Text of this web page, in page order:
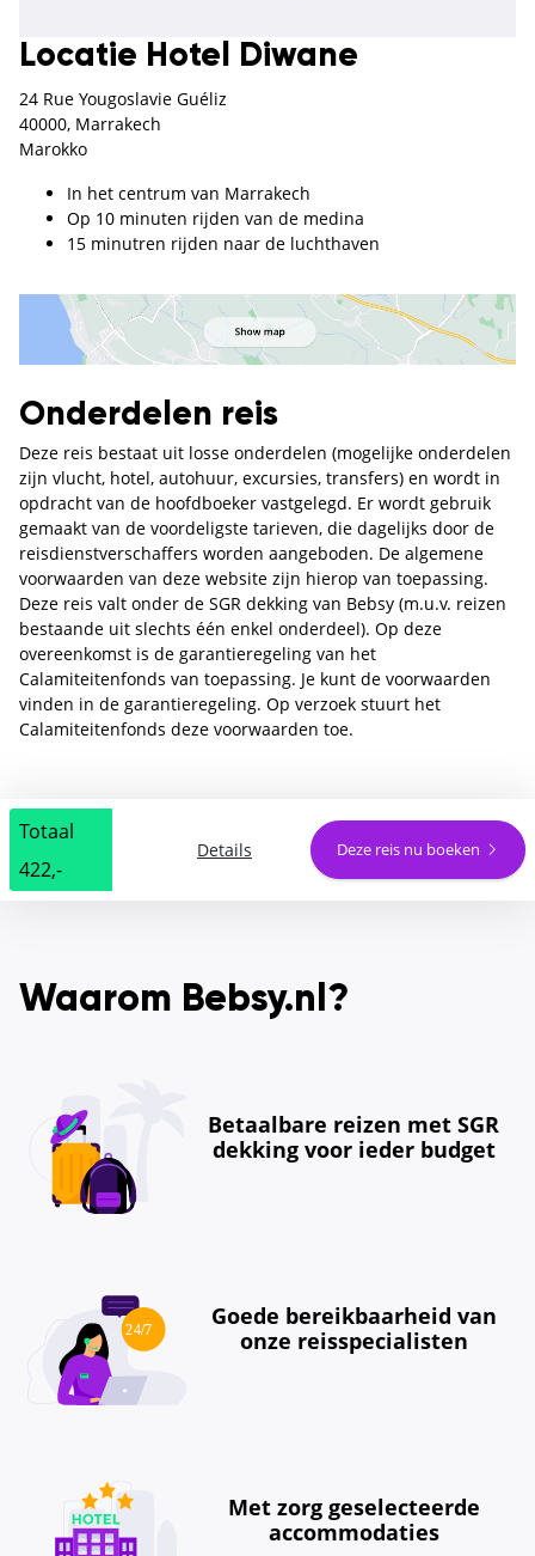
Locatie Hotel Diwane
24 Rue Yougoslavie Guéliz
40000, Marrakech
Marokko
In het centrum van Marrakech
Op 10 minuten rijden van de medina
15 minutren rijden naar de luchthaven
Onderdelen reis
Deze reis bestaat uit losse onderdelen (mogelijke onderdelen
zijn vlucht, hotel, autohuur, excursies, transfers) en wordt in
opdracht van de hoofdboeker vastgelegd. Er wordt gebruik
gemaakt van de voordeligste tarieven, die dagelijks door de
reisdienstverschaffers worden aangeboden. De algemene
voorwaarden van deze website zijn hierop van toepassing.
Deze reis valt onder de SGR dekking van Bebsy (m.u.v. reizen
bestaande uit slechts één enkel onderdeel). Op deze
overeenkomst is de garantieregeling van het
Calamiteitenfonds van toepassing. Je kunt de voorwaarden
vinden in de garantieregeling. Op verzoek stuurt het
Calamiteitenfonds deze voorwaarden toe.
Totaal
422,-
Details Deze reis nu boeken
Waarom Bebsy.nl?
Betaalbare reizen met SGR
dekking voor ieder budget
Goede bereikbaarheid van
onze reisspecialisten
Met zorg geselecteerde
accommodaties